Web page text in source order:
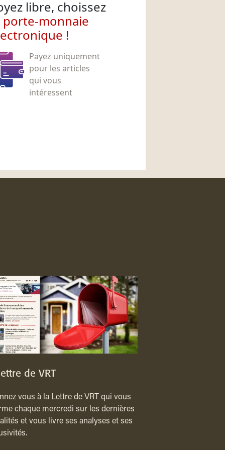
libre, choissez
porte-monnaie
!
Payez uniquement
pour les articles
qui vous
intéressent
de VRT
vous à la Lettre de VRT qui vous
chaque mercredi sur les dernières
et vous livre ses analyses et ses